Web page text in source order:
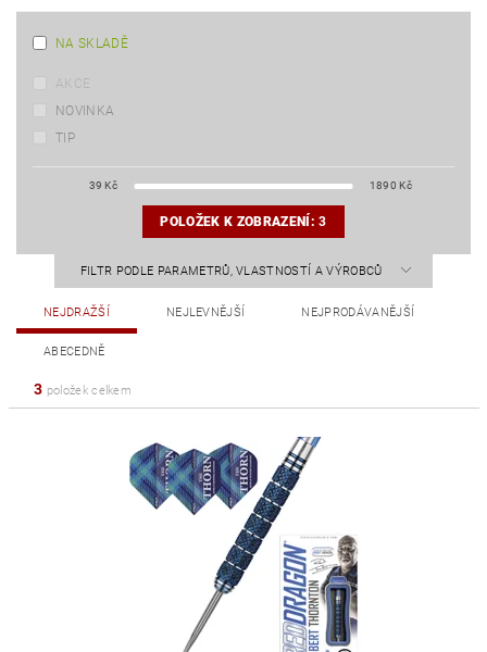
NA SKLADĚ
AKCE
NOVINKA
TIP
39 Kč 1890 Kč
POLOŽEK K ZOBRAZENÍ:3
FILTR PODLE PARAMETRŮ, VLASTNOSTÍ A VÝROBCŮ
NEJDRAŽŠÍ NEJLEVNĚJŠÍ NEJPRODÁVANĚJŠÍ
ABECEDNĚ
3 položek celkem